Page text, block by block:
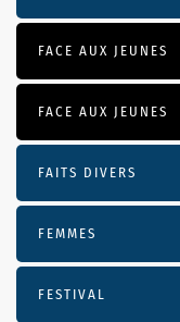
FACE AUX JEUNES
FACE AUX JEUNES
FAITS DIVERS
FEMMES
FESTIVAL